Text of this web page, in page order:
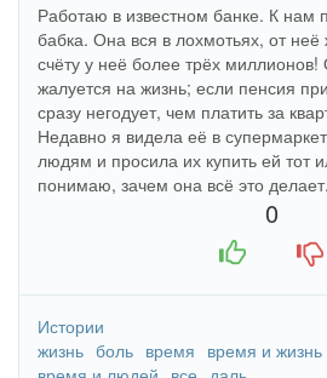
Работаю в известном банке. К нам
бабка. Она вся в лохмотьях, от
счёту у неё более трёх
жалуется на жизнь; если пенсия
сразу негодует, чем платить за
Недавно я видела её в
людям и просила их купить ей тот
понимаю, зачем она всё это делает.
0
Истории
жизнь боль время время и жизнь